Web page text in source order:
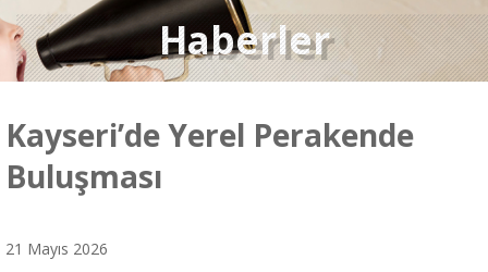
Haberler
Kayseri’de Yerel Perakende
Buluşması
21 Mayıs 2026